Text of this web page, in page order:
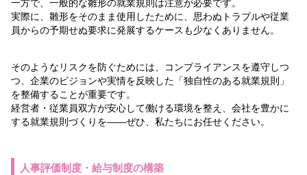
一方で、一般的な雛形の就業規則は注意が必要です。
実際に、雛形をそのまま使用したために、思わぬトラブルや従業
員からの予期せぬ要求に発展するケースも少なくありません。
そのようなリスクを防ぐためには、コンプライアンスを遵守しつ
つ、企業のビジョンや実情を反映した「独自性のある就業規則」
を整備することが重要です。
経営者・従業員双方が安心して働ける環境を整え、会社を豊かに
する就業規則づくりを――ぜひ、私たちにお任せください。
人事評価制度・給与制度の構築